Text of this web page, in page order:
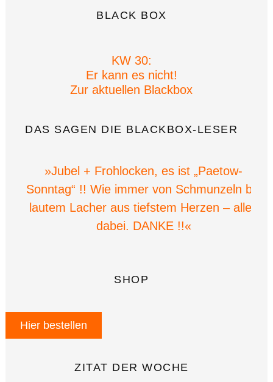
BLACK BOX
KW 30:
Er kann es nicht!
Zur aktuellen Blackbox
DAS SAGEN DIE BLACKBOX-LESER
»Jubel + Frohlocken, es ist „Paetow-
Sonntag“ !! Wie immer von Schmunzeln bis
lautem Lacher aus tiefstem Herzen – alles
dabei. DANKE !!«
SHOP
Hier bestellen
ZITAT DER WOCHE